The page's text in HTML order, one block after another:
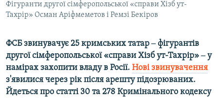
Усі сайти RFE/RL
Фігуранти другої сімферопольської «справи Хізб ут-
Тахрір» Осман Аріфмеметов і Ремзі Бекіров
ФСБ звинувачує 25 кримських татар ‒ фігурантів
другої сімферопольської «справи Хізб ут-Тахрір» ‒ у
намірах захопити владу в Росії. Нові звинувачення
з'явилися через рік після арешту підозрюваних.
Йдеться про статті 30 та 278 Кримінального кодексу